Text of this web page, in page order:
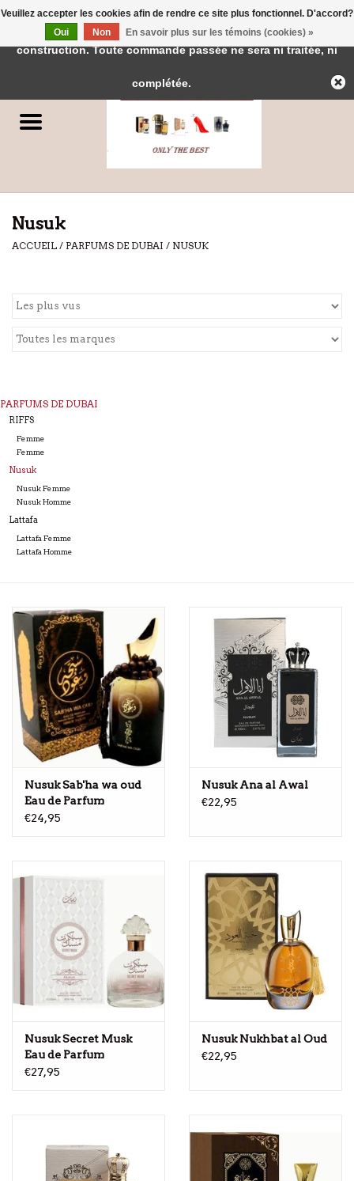
Parfums
Nusuk
ACCUEIL / PARFUMS DE DUBAI / NUSUK
PARFUMS DE DUBAI
RIFFS
Femme
Femme
Nusuk
Nusuk Femme
Nusuk Homme
Lattafa
Lattafa Femme
Lattafa Homme
Nusuk Sab'ha wa oud
Eau de Parfum
€24,95
Nusuk Ana al Awal
€22,95
Nusuk Secret Musk
Eau de Parfum
€27,95
Nusuk Nukhbat al Oud
€22,95
Veuillez accepter les cookies afin de rendre ce site plus fonctionnel. D'accord?
Oui
Non En savoir plus sur les témoins (cookies) »
← Retour à l'interface d'administrationCette boutique est en
construction. Toute commande passée ne sera ni traitée, ni
complétée.